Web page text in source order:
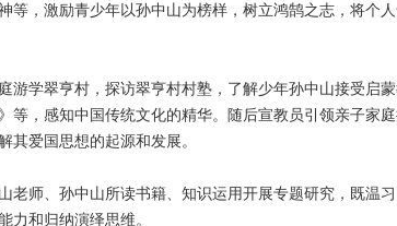
等，激励青少年以孙中山为榜样，树立鸿鹄之志，将个
学翠亨村，探访翠亨村村塾，了解少年孙中山接受启
等，感知中国传统文化的精华。随后宣教员引领亲子家
其爱国思想的起源和发展。
师、孙中山所读书籍、知识运用开展专题研究，既温
力和归纳演绎思维。